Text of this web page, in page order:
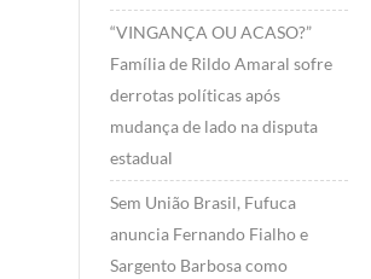
“VINGANÇA OU ACASO?”
Família de Rildo Amaral sofre
derrotas políticas após
mudança de lado na disputa
estadual
Sem União Brasil, Fufuca
anuncia Fernando Fialho e
Sargento Barbosa como